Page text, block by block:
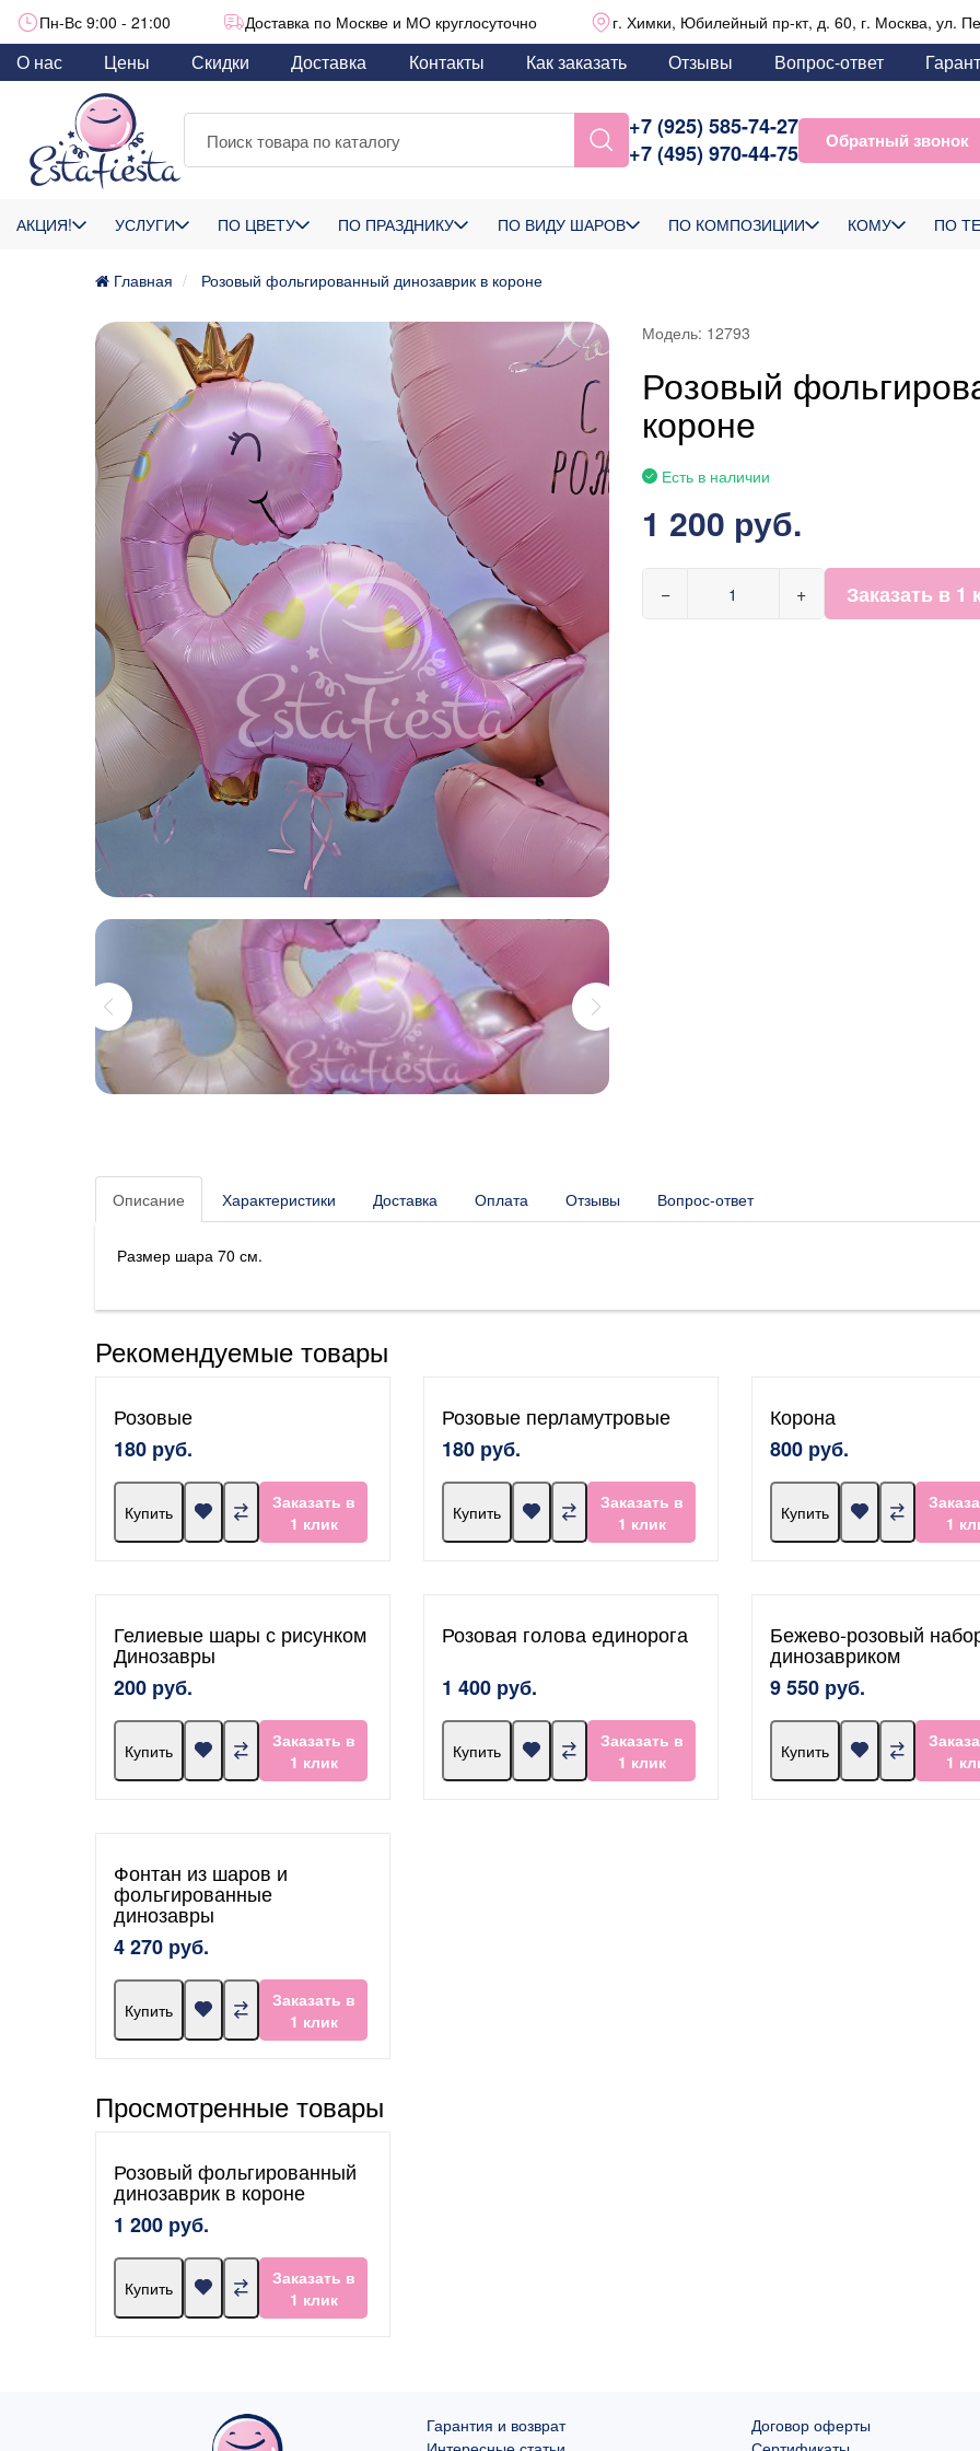
Пн-Вс 9:00 - 21:00 Доставка по Москве и МО круглосуточно г. Химки, Юбилейный пр-кт, д. 60, г. Москва, ул.
О нас Цены Скидки Доставка Контакты Как заказать Отзывы Вопрос-ответ
+7 (925) 585-74-27
+7 (495) 970-44-75
Обратный звонок
АКЦИЯ! УСЛУГИ ПО ЦВЕТУ ПО ПРАЗДНИКУ ПО ВИДУ ШАРОВ ПО КОМПОЗИЦИИ КОМУ ПО
Главная Розовый фольгированный динозаврик в короне
Модель: 12793
Розовый
короне
Есть в наличии
1 200 руб.
− + Заказать в 1
Описание Характеристики Доставка Оплата Отзывы Вопрос-ответ
Размер шара 70 см.
Рекомендуемые товары
Розовые
180 руб.
Купить
Заказать в
1 клик
Розовые перламутровые
180 руб.
Купить
Заказать в
1 клик
Корона
800 руб.
Купить
1
Гелиевые шары с рисунком
Динозавры
200 руб.
Купить
Заказать в
1 клик
Розовая голова единорога
1 400 руб.
Купить
Заказать в
1 клик
Бежево-розовый
динозавриком
9 550 руб.
Купить
1
Фонтан из шаров и
фольгированные
динозавры
4 270 руб.
Купить
Заказать в
1 клик
Просмотренные товары
Розовый фольгированный
динозаврик в короне
1 200 руб.
Купить
Заказать в
1 клик
Гарантия и возврат
Договор оферты